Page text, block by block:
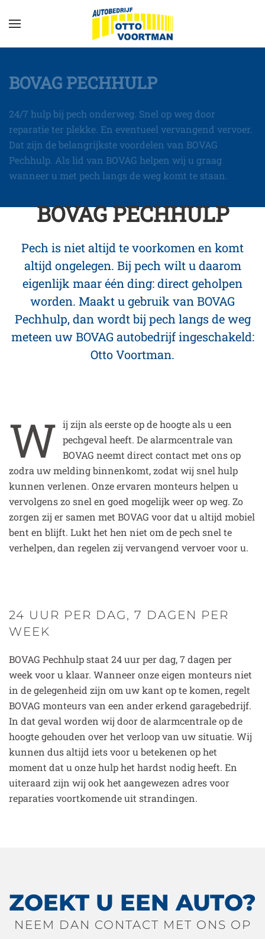
BOVAG PECHHULP
24/7 hulp bij pech onderweg. Snel op weg door
reparatie ter plekke. En eventueel vervangend vervoer.
Dat zijn de belangrijkste voordelen van BOVAG
Pechhulp. Als lid van BOVAG helpen wij u graag
wanneer u met pech langs de weg komt te staan.
BOVAG PECHHULP
Pech is niet altijd te voorkomen en komt
altijd ongelegen. Bij pech wilt u daarom
eigenlijk maar één ding: direct geholpen
worden. Maakt u gebruik van BOVAG
Pechhulp, dan wordt bij pech langs de weg
meteen uw BOVAG autobedrijf ingeschakeld:
Otto Voortman.
W ij zijn als eerste op de hoogte als u een
pechgeval heeft. De alarmcentrale van
BOVAG neemt direct contact met ons op
zodra uw melding binnenkomt, zodat wij snel hulp
kunnen verlenen. Onze ervaren monteurs helpen u
vervolgens zo snel en goed mogelijk weer op weg. Zo
zorgen zij er samen met BOVAG voor dat u altijd mobiel
bent en blijft. Lukt het hen niet om de pech snel te
verhelpen, dan regelen zij vervangend vervoer voor u.
24 UUR PER DAG, 7 DAGEN PER
WEEK
BOVAG Pechhulp staat 24 uur per dag, 7 dagen per
week voor u klaar. Wanneer onze eigen monteurs niet
in de gelegenheid zijn om uw kant op te komen, regelt
BOVAG monteurs van een ander erkend garagebedrijf.
In dat geval worden wij door de alarmcentrale op de
hoogte gehouden over het verloop van uw situatie. Wij
kunnen dus altijd iets voor u betekenen op het
moment dat u onze hulp het hardst nodig heeft. En
uiteraard zijn wij ook het aangewezen adres voor
reparaties voortkomende uit strandingen.
ZOEKT U EEN AUTO?
NEEM DAN CONTACT MET ONS OP